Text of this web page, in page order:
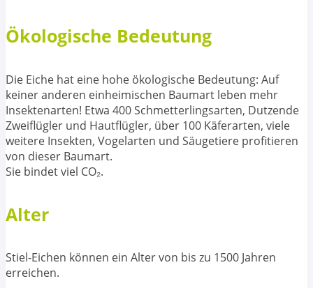
Ökologische Bedeutung
Die Eiche hat eine hohe ökologische Bedeutung: Auf
keiner anderen einheimischen Baumart leben mehr
Insektenarten! Etwa 400 Schmetterlingsarten, Dutzende
Zweiflügler und Hautflügler, über 100 Käferarten, viele
weitere Insekten, Vogelarten und Säugetiere profitieren
von dieser Baumart.
Sie bindet viel CO₂.
Alter
Stiel-Eichen können ein Alter von bis zu 1500 Jahren
erreichen.